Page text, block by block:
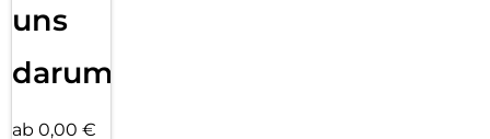
uns
darum!
ab 0,00 €